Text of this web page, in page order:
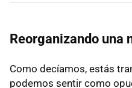
Reorganizando una
Como decíamos, estás
podemos sentir como